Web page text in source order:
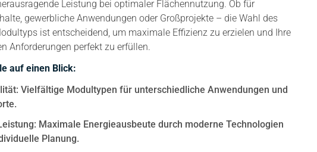
Leistung bei optimaler Flächennutzung. Ob für
gewerbliche Anwendungen oder Großprojekte – die Wahl des
ist entscheidend, um maximale Effizienz zu erzielen und Ihre
Anforderungen perfekt zu erfüllen.
auf einen Blick:
Vielfältige Modultypen für unterschiedliche Anwendungen und
Maximale Energieausbeute durch moderne Technologien
Planung.